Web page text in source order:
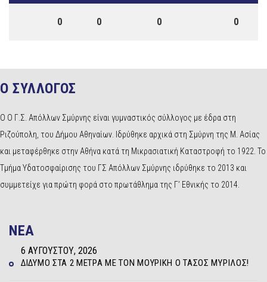
0 0 0 0
Ο ΣΥΛΛΟΓΟΣ
Ο Ο Γ.Σ. Απόλλων Σμύρνης είναι γυμναστικός σύλλογος με έδρα στη
Ριζούπολη, του Δήμου Αθηναίων. Ιδρύθηκε αρχικά στη Σμύρνη της Μ. Ασίας
και μεταφέρθηκε στην Αθήνα κατά τη Μικρασιατική Καταστροφή το 1922. Το
Τμήμα Υδατοσφαίρισης του ΓΣ Απόλλων Σμύρνης ιδρύθηκε το 2013 και
συμμετείχε για πρώτη φορά στο πρωτάθλημα της Γ’ Εθνικής το 2014.
NEA
ΔΊΔΥΜΟ ΣΤΑ 2 ΜΈΤΡΑ ΜΕ ΤΟΝ ΜΟΥΡΊΚΗ Ο ΤΆΣΟΣ ΜΥΡΊΛΟΣ!
6 ΑΥΓΟΎΣΤΟΥ, 2026